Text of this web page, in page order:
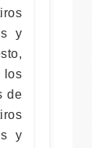
y
los
de
y